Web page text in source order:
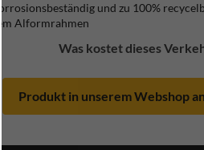
und zu 100%
Alformrahmen
Was kostet dieses
Produkt in unserem Webshop